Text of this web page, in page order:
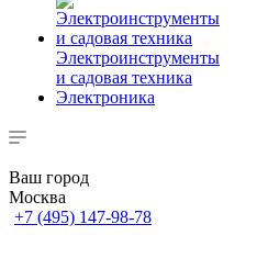
Электроинструменты
и садовая техника
Электроника
Ваш город
Москва
+7 (495) 147-98-78